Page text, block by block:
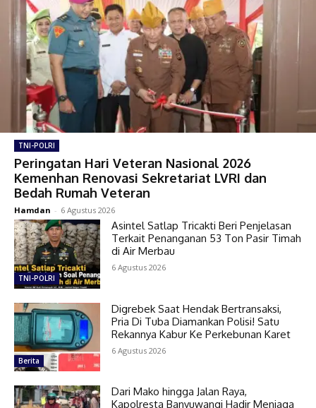
TNI-POLRI
Peringatan Hari Veteran Nasional 2026
Kemenhan Renovasi Sekretariat LVRI dan
Bedah Rumah Veteran
Hamdan - 6 Agustus 2026
TNI-POLRI
Asintel Satlap Tricakti Beri Penjelasan
Terkait Penanganan 53 Ton Pasir Timah
di Air Merbau
6 Agustus 2026
Berita
Digrebek Saat Hendak Bertransaksi,
Pria Di Tuba Diamankan Polisi! Satu
Rekannya Kabur Ke Perkebunan Karet
6 Agustus 2026
Dari Mako hingga Jalan Raya,
Kapolresta Banyuwangi Hadir Menjaga